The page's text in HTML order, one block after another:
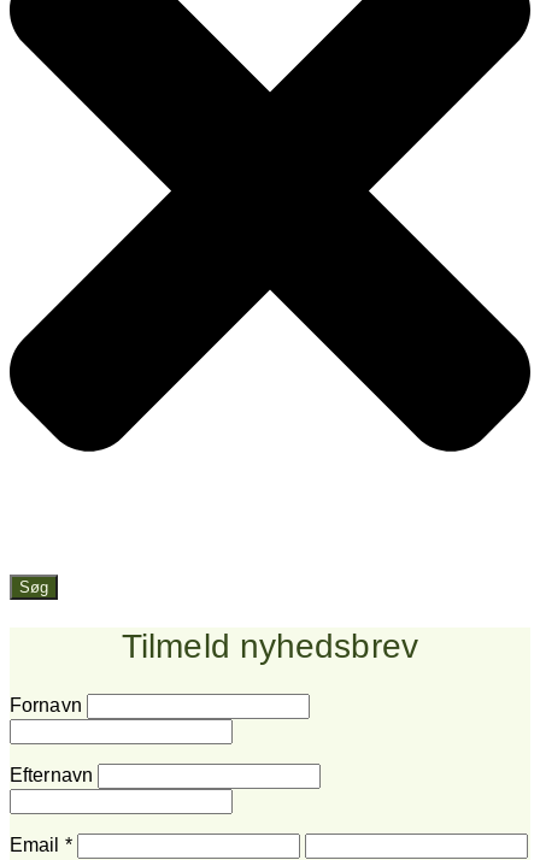
Søg
Tilmeld nyhedsbrev
Fornavn
Efternavn
Email *